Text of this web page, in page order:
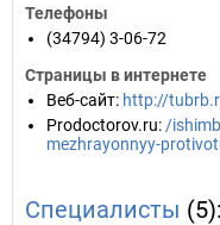
Телефоны
(34794) 3-06-72
Страницы в интернете
Веб-сайт: http://
Prodoctorov.ru: /
mezhrayonnyy-
Специалисты (5):